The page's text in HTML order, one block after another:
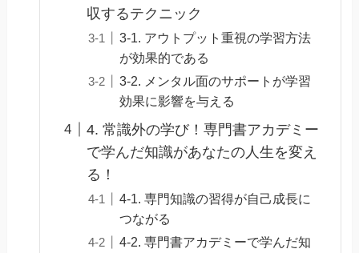
収するテクニック
3-1. アウトプット重視の学習方法
が効果的である
3-2. メンタル面のサポートが学習
効果に影響を与える
4. 常識外の学び！専門書アカデミー
で学んだ知識があなたの人生を変え
る！
4-1. 専門知識の習得が自己成長に
つながる
4-2. 専門書アカデミーで学んだ知